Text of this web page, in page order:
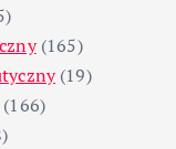
(165)
(19)
(166)